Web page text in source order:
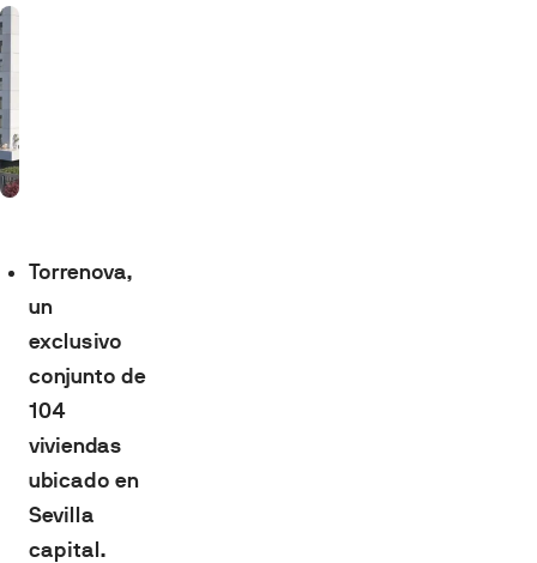
Torrenova,
un
exclusivo
conjunto de
104
viviendas
ubicado en
Sevilla
capital.